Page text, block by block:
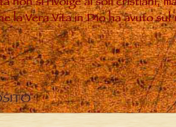
la Vera Vita in Dio ha avuto sul